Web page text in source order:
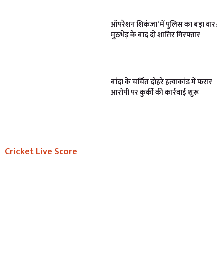
ऑपरेशन शिकंजा’ में पुलिस का बड़ा वार:
मुठभेड़ के बाद दो शातिर गिरफ्तार
बांदा के चर्चित दोहरे हत्याकांड में फरार
आरोपी पर कुर्की की कार्रवाई शुरू
Cricket Live Score